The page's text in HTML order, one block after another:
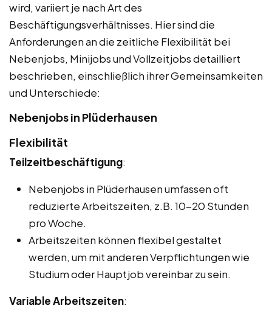
wird, variiert je nach Art des
Beschäftigungsverhältnisses. Hier sind die
Anforderungen an die zeitliche Flexibilität bei
Nebenjobs, Minijobs und Vollzeitjobs detailliert
beschrieben, einschließlich ihrer Gemeinsamkeiten
und Unterschiede:
Nebenjobs in Plüderhausen
Flexibilität
Teilzeitbeschäftigung:
Nebenjobs in Plüderhausen umfassen oft
reduzierte Arbeitszeiten, z.B. 10-20 Stunden
pro Woche.
Arbeitszeiten können flexibel gestaltet
werden, um mit anderen Verpflichtungen wie
Studium oder Hauptjob vereinbar zu sein.
Variable Arbeitszeiten: